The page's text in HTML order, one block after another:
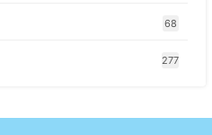
68
277